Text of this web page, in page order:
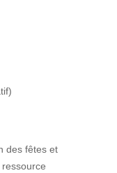
des fêtes et